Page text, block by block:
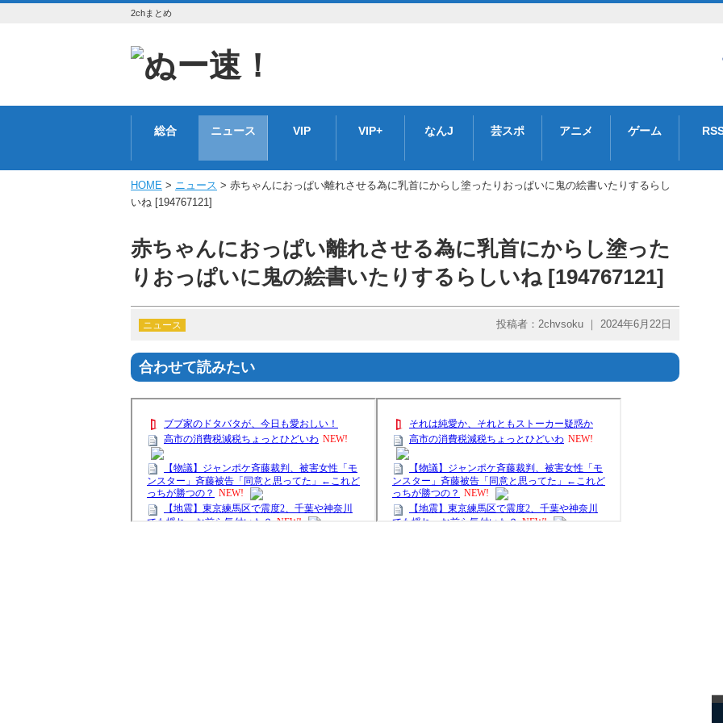
2chまとめ
総合 ニュース VIP VIP+ なんJ 芸スポ アニメ ゲーム
HOME > ニュース > 赤ちゃんにおっぱい離れさせる為に乳首にからし塗ったりおっぱいに鬼の絵書いたりするらし
いね [194767121]
赤ちゃんにおっぱい離れさせる為に乳首にからし塗った
りおっぱいに鬼の絵書いたりするらしいね [194767121]
ニュース 投稿者：2chvsoku ｜ 2024年6月22日
合わせて読みたい